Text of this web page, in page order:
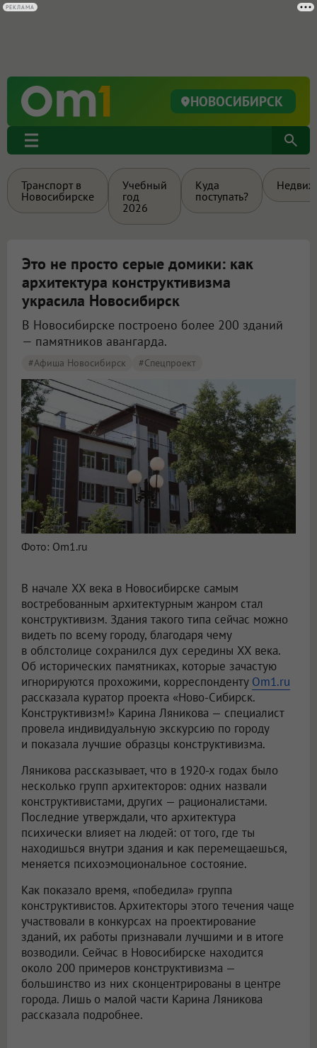
НОВОСИБИРСК
Транспорт в
Новосибирске
Учебный
год
2026
Куда
поступать?
Это не просто серые домики: как
архитектура конструктивизма
украсила Новосибирск
В Новосибирске построено более 200 зданий
— памятников авангарда.
#Афиша Новосибирск #Спецпроект
Фото: Om1.ru
В начале XX века в Новосибирске самым
востребованным архитектурным жанром стал
конструктивизм. Здания такого типа сейчас можно
видеть по всему городу, благодаря чему
в облстолице сохранился дух середины XX века.
Об исторических памятниках, которые зачастую
игнорируются прохожими, корреспонденту Om1.ru
рассказала куратор проекта «Ново-Сибирск.
Конструктивизм!» Карина Ляникова — специалист
провела индивидуальную экскурсию по городу
и показала лучшие образцы конструктивизма.
Ляникова рассказывает, что в 1920-х годах было
несколько групп архитекторов: одних назвали
конструктивистами, других — рационалистами.
Последние утверждали, что архитектура
психически влияет на людей: от того, где ты
находишься внутри здания и как перемещаешься,
меняется психоэмоциональное состояние.
Как показало время, «победила» группа
конструктивистов. Архитекторы этого течения чаще
участвовали в конкурсах на проектирование
зданий, их работы признавали лучшими и в итоге
возводили. Сейчас в Новосибирске находится
около 200 примеров конструктивизма —
большинство из них сконцентрированы в центре
города. Лишь о малой части Карина Ляникова
рассказала подробнее.
РЕКЛАМА